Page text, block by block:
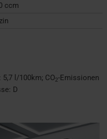
ccm
5,7 l/100km; CO2-Emissionen
D